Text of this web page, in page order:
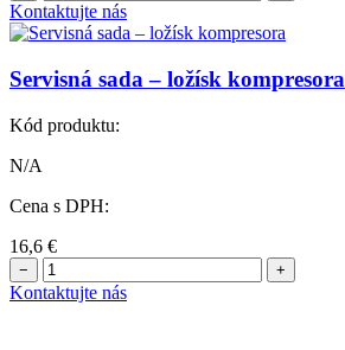
Kontaktujte nás
Servisná sada – ložísk kompresora
Kód produktu:
N/A
Cena s DPH:
16,6 €
− +
Kontaktujte nás